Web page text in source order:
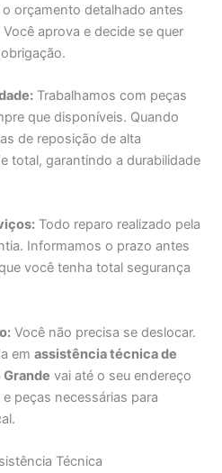
orçamento detalhado antes
aprova e decide se quer
Trabalhamos com peças
que disponíveis. Quando
de reposição de alta
total, garantindo a durabilidade
Todo reparo realizado pela
Informamos o prazo antes
você tenha total segurança
Você não precisa se deslocar.
emassistência técnica de
vai até o seu endereço
peças necessárias para
Técnica